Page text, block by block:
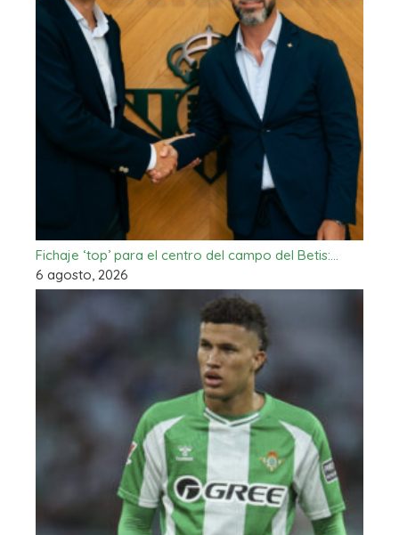
Fichaje ‘top’ para el centro del campo del Betis:…
6 agosto, 2026